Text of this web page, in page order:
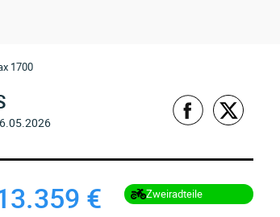
1700
€ Zweiradteile